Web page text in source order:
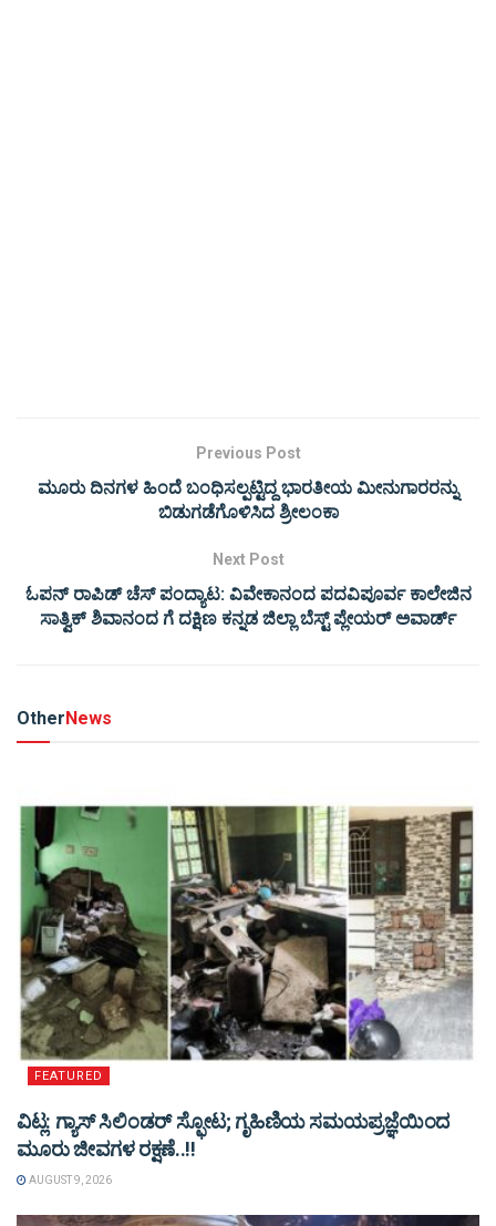
Previous Post
ಮೂರು ದಿನಗಳ ಹಿಂದೆ ಬಂಧಿಸಲ್ಪಟ್ಟಿದ್ದ ಭಾರತೀಯ ಮೀನುಗಾರರನ್ನು
ಬಿಡುಗಡೆಗೊಳಿಸಿದ ಶ್ರೀಲಂಕಾ
Next Post
ಓಪನ್ ರಾಪಿಡ್ ಚೆಸ್ ಪಂದ್ಯಾಟ: ವಿವೇಕಾನಂದ ಪದವಿಪೂರ್ವ ಕಾಲೇಜಿನ
ಸಾತ್ವಿಕ್ ಶಿವಾನಂದ ಗೆ ದಕ್ಷಿಣ ಕನ್ನಡ ಜಿಲ್ಲಾ ಬೆಸ್ಟ್ ಪ್ಲೇಯರ್ ಅವಾರ್ಡ್
OtherNews
FEATURED
ವಿಟ್ಲ: ಗ್ಯಾಸ್ ಸಿಲಿಂಡರ್ ಸ್ಫೋಟ; ಗೃಹಿಣಿಯ ಸಮಯಪ್ರಜ್ಞೆಯಿಂದ
ಮೂರು ಜೀವಗಳ ರಕ್ಷಣೆ..!!
AUGUST 9, 2026